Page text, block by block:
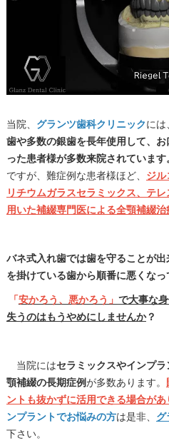
当院、 グランツ歯科クリニックには、
歯や多数の銀歯を長年使用して、
った患者様が多数来院されています。
ですが、難症例な患者様ほど、 ジル
リチウムガラスセラミックス、テ
用いた補綴専門医による全顎補綴治
バネ式入れ歯では歯を守ることが
を掛けている歯から順番に悪くなっ
「安かろう、悪かろう」で大事な
失うのはもうやめにしませんか？
当院にはセラミックスやインプ
顎補綴の長期症例が多数あります。
ントも抜かずに活用できる場合が
ンプラントでお悩みの方は是非、 グ
下さい。